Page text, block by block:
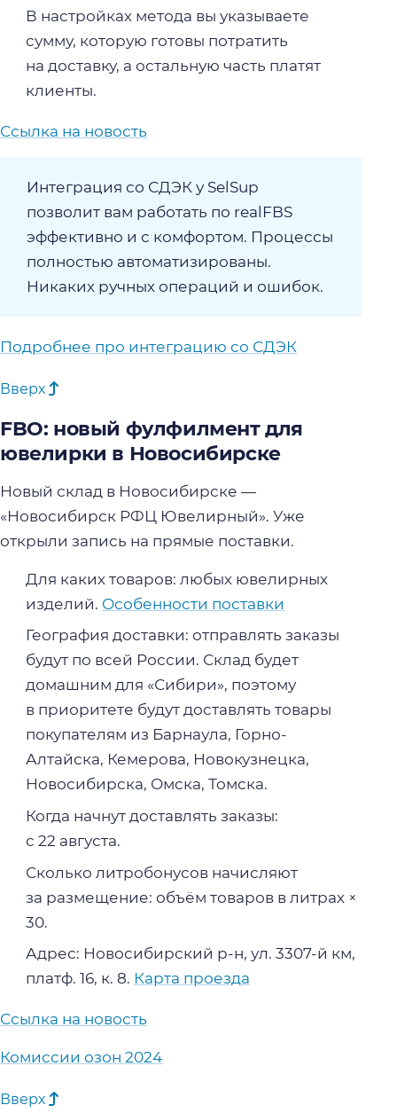
В настройках метода вы указываете
сумму, которую готовы потратить
на доставку, а остальную часть платят
клиенты.
Ссылка на новость
Интеграция со СДЭК у SelSup
позволит вам работать по realFBS
эффективно и с комфортом. Процессы
полностью автоматизированы.
Никаких ручных операций и ошибок.
Подробнее про интеграцию со СДЭК
Вверх
FBO: новый фулфилмент для
ювелирки в Новосибирске
Новый склад в Новосибирске —
«Новосибирск РФЦ Ювелирный». Уже
открыли запись на прямые поставки.
Для каких товаров: любых ювелирных
изделий. Особенности поставки
География доставки: отправлять заказы
будут по всей России. Склад будет
домашним для «Сибири», поэтому
в приоритете будут доставлять товары
покупателям из Барнаула, Горно-
Алтайска, Кемерова, Новокузнецка,
Новосибирска, Омска, Томска.
Когда начнут доставлять заказы:
с 22 августа.
Сколько литробонусов начисляют
за размещение: объём товаров в литрах ×
30.
Адрес: Новосибирский р-н, ул. 3307-й км,
платф. 16, к. 8. Карта проезда
Ссылка на новость
Комиссии озон 2024
Вверх